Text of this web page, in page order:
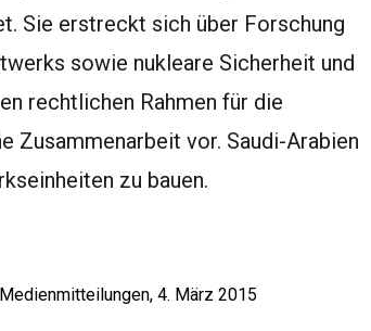
Sie erstreckt sich über Forschung
sowie nukleare Sicherheit und
rechtlichen Rahmen für die
Zusammenarbeit vor. Saudi-Arabien
zu bauen.
4. März 2015